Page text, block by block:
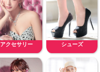
アクセサリー シューズ